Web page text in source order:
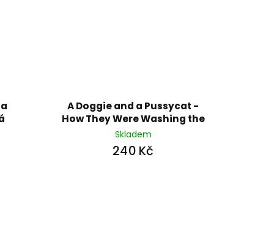
A Doggie and a Pussycat -
How They Were Washing the
Floor
Skladem
240 Kč